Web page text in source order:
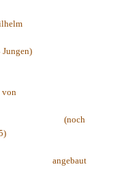
Jungen)
von
(noch
angebaut